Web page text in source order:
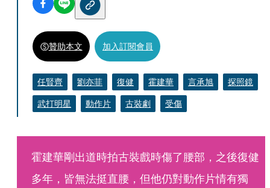
贊助本文 加入訂閱會員
任賢齊 劉亦菲 復健 霍建華 言承旭
探照鏡
武打明星
動作片 古裝劇 受傷
霍建華剛出道時拍古裝戲時傷了腰部，之後復健
多年，皆無法挺直腰，但他仍對動作片情有獨